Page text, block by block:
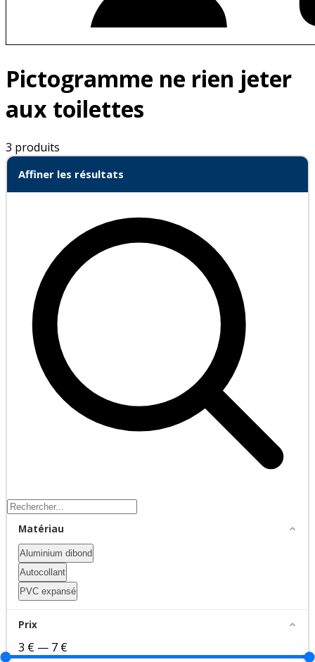
Pictogramme ne rien jeter
aux toilettes
3 produits
Affiner les résultats
Matériau
Aluminium dibond
Autocollant
PVC expansé
Prix
3 € — 7 €